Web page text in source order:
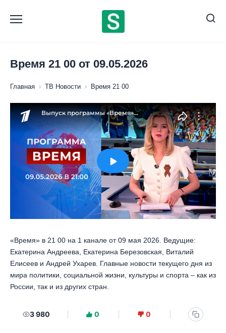
содержанию
Время 21 00 от 09.05.2026
Главная › ТВ Новости › Время 21 00
«Время» в 21 00 на 1 канале от 09 мая 2026. Ведущие:
Екатерина Андреева, Екатерина Березовская, Виталий
Елисеев и Андрей Ухарев. Главные новости текущего дня из
мира политики, социальной жизни, культуры и спорта – как из
России, так и из других стран.
3 980 0 0